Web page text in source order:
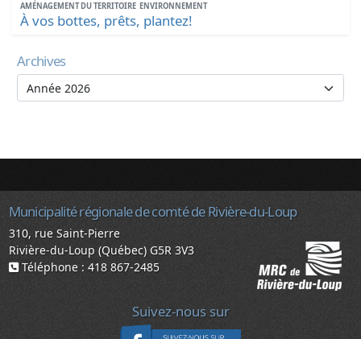
AMÉNAGEMENT DU TERRITOIRE ENVIRONNEMENT
À vos bottes, prêts, plantez!
Archives
Municipalité régionale de comté de Rivière-du-Loup
310, rue Saint-Pierre
Rivière-du-Loup (Québec) G5R 3V3
Téléphone : 418 867-2485
Suivez-nous sur